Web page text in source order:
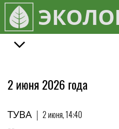
2 июня 2026 года
ТУВА | 2 июня, 14:40